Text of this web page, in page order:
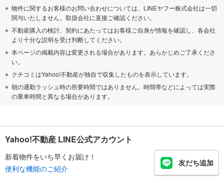
物件に関するお客様のお問い合わせについては、LINEヤフー株式会社は一切
関与いたしません。取扱会社に直接ご確認ください。
不動産購入の検討、契約にあたってはお客様ご自身が情報を確認し、各会社
より十分な説明を受け判断してください。
本ページの掲載内容は変更される場合があります。あらかじめご了承くださ
い。
クチコミはYahoo!不動産が独自で収集したものを表示しています。
朝の通勤ラッシュ時の所要時間ではありません。時間帯などによっては実際
の乗車時間と異なる場合があります。
Yahoo!不動産 LINE公式アカウント
新着物件をいち早くお届け！
便利な機能のご紹介
友だち追加